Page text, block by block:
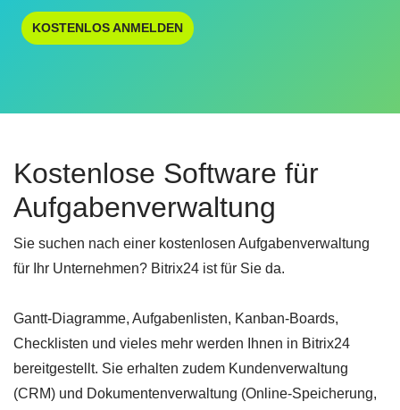
KOSTENLOS ANMELDEN
Kostenlose Software für
Aufgabenverwaltung
Sie suchen nach einer kostenlosen Aufgabenverwaltung
für Ihr Unternehmen? Bitrix24 ist für Sie da.
Gantt-Diagramme, Aufgabenlisten, Kanban-Boards,
Checklisten und vieles mehr werden Ihnen in Bitrix24
bereitgestellt. Sie erhalten zudem Kundenverwaltung
(CRM) und Dokumentenverwaltung (Online-Speicherung,